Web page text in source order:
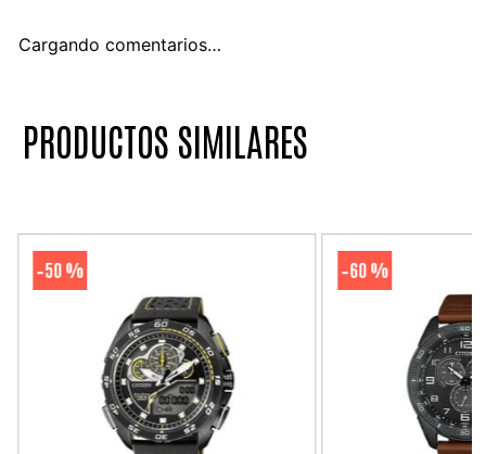
Cargando comentarios…
PRODUCTOS SIMILARES
-50 % -60 %